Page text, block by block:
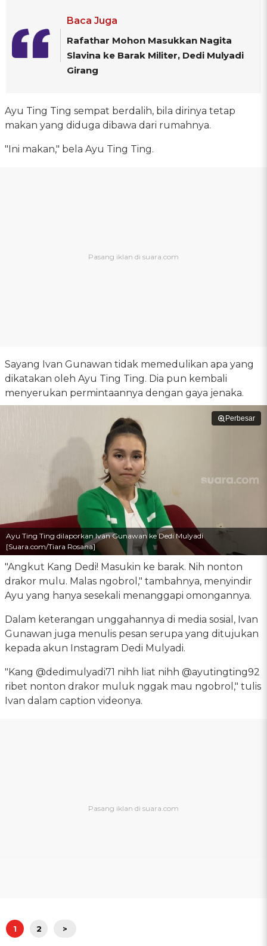
Baca Juga
Rafathar Mohon Masukkan Nagita
Slavina ke Barak Militer, Dedi Mulyadi
Girang
Ayu Ting Ting sempat berdalih, bila dirinya tetap
makan yang diduga dibawa dari rumahnya.
"Ini makan," bela Ayu Ting Ting.
Sayang Ivan Gunawan tidak memedulikan apa yang
dikatakan oleh Ayu Ting Ting. Dia pun kembali
menyerukan permintaannya dengan gaya jenaka.
Perbesar
Ayu Ting Ting dilaporkan Ivan Gunawan ke Dedi Mulyadi
[Suara.com/Tiara Rosana]
"Angkut Kang Dedi! Masukin ke barak. Nih nonton
drakor mulu. Malas ngobrol," tambahnya, menyindir
Ayu yang hanya sesekali menanggapi omongannya.
Dalam keterangan unggahannya di media sosial, Ivan
Gunawan juga menulis pesan serupa yang ditujukan
kepada akun Instagram Dedi Mulyadi.
"Kang @dedimulyadi71 nihh liat nihh @ayutingting92
ribet nonton drakor muluk nggak mau ngobrol," tulis
Ivan dalam caption videonya.
1 2 >